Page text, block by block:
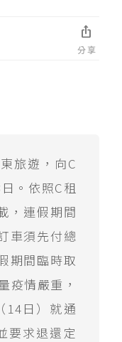
旅遊，向C
。依照C租
，連假期間
車須先付總
期間臨時取
疫情嚴重，
14日）就通
要求退還定
分享
